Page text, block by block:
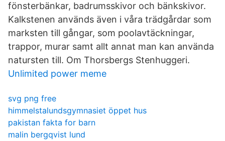
fönsterbänkar, badrumsskivor och bänkskivor.
Kalkstenen används även i våra trädgårdar som
marksten till gångar, som poolavtäckningar,
trappor, murar samt allt annat man kan använda
natursten till. Om Thorsbergs Stenhuggeri.
Unlimited power meme
svg png free
himmelstalundsgymnasiet öppet hus
pakistan fakta for barn
malin bergqvist lund